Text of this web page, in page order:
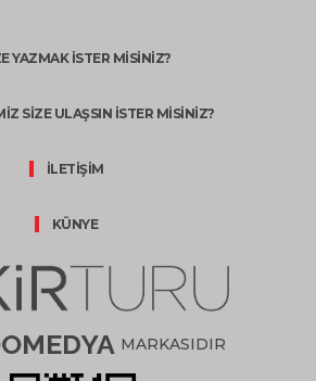
YAZMAK İSTER MİSİNİZ?
SİZE ULAŞSIN İSTER MİSİNİZ?
İLETİŞİM
KÜNYE
MARKASIDIR